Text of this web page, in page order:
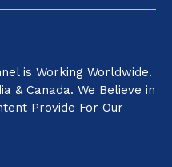
is Working Worldwide.
& Canada. We Believe in
Provide For Our